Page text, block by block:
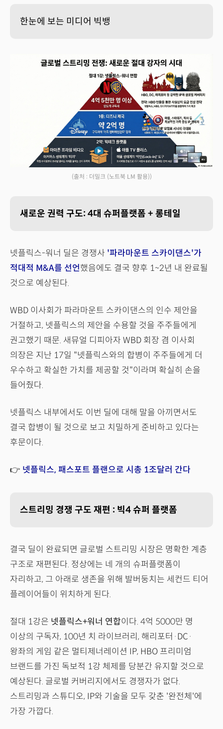
한눈에 보는 미디어 빅뱅
(출처 : 더밀크 (노트북 LM 활용))
새로운 권력 구도: 4대 슈퍼플랫폼 + 롱테일
넷플릭스-워너 딜은 경쟁사 '파라마운트 스카이댄스'가
적대적 M&A를 선언했음에도 결국 향후 1~2년 내 완료될
것으로 예상된다.
WBD 이사회가 파라마운트 스카이댄스의 인수 제안을
거절하고, 넷플릭스의 제안을 수용할 것을 주주들에게
권고했기 때문. 새뮤얼 디피아자 WBD 회장 겸 이사회
의장은 지난 17일 "넷플릭스와의 합병이 주주들에게 더
우수하고 확실한 가치를 제공할 것"이라며 확실히 손을
들어줬다.
넷플릭스 내부에서도 이번 딜에 대해 말을 아끼면서도
결국 합병이 될 것으로 보고 치밀하게 준비하고 있다는
후문이다.
👉 넷플릭스, 패스포트 플랜으로 시총 1조달러 간다
스트리밍 경쟁 구도 재편 : 빅4 슈퍼 플랫폼
결국 딜이 완료되면 글로벌 스트리밍 시장은 명확한 계층
구조로 재편된다. 정상에는 네 개의 슈퍼플랫폼이
자리하고, 그 아래로 생존을 위해 발버둥치는 세컨드 티어
플레이어들이 위치하게 된다.
절대 1강은 넷플릭스+워너 연합이다. 4억 5000만 명
이상의 구독자, 100년 치 라이브러리, 해리포터·DC·
왕좌의 게임 같은 멀티제너레이션 IP, HBO 프리미엄
브랜드를 가진 독보적 1강 체제를 당분간 유지할 것으로
예상된다. 글로벌 커버리지에서도 경쟁자가 없다.
스트리밍과 스튜디오, IP와 기술을 모두 갖춘 '완전체'에
가장 가깝다.